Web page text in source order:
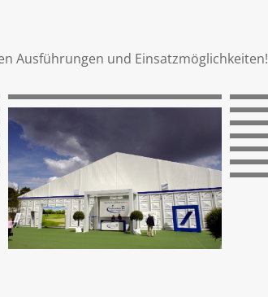
Ausführungen und Einsatzmöglichkeiten!